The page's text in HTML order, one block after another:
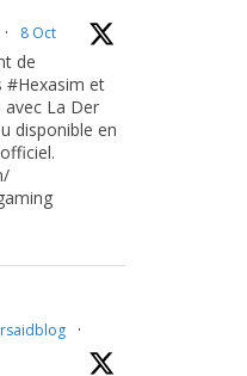
· 8 Oct
de
#Hexasim et
La Der
disponible en
·